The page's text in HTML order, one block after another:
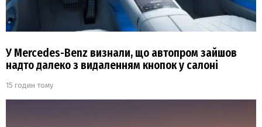
У Mercedes-Benz визнали, що автопром зайшов
надто далеко з видаленням кнопок у салоні
15 годин тому